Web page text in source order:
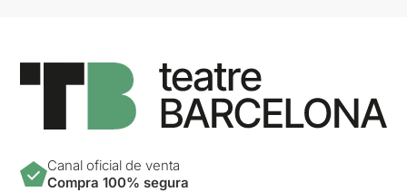
Canal oficial de venta
Compra 100% segura